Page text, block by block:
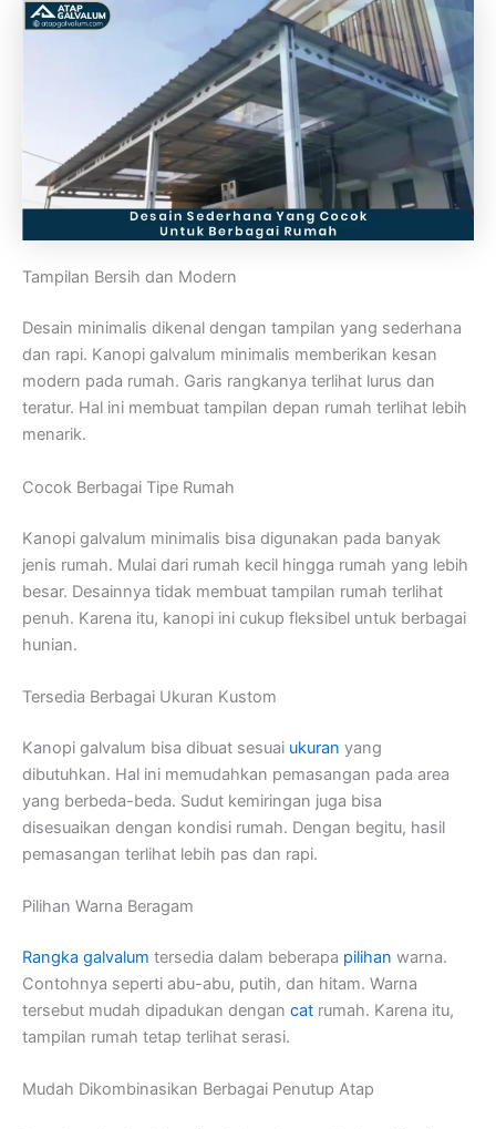
Tampilan Bersih dan Modern
Desain minimalis dikenal dengan tampilan yang sederhana
dan rapi. Kanopi galvalum minimalis memberikan kesan
modern pada rumah. Garis rangkanya terlihat lurus dan
teratur. Hal ini membuat tampilan depan rumah terlihat lebih
menarik.
Cocok Berbagai Tipe Rumah
Kanopi galvalum minimalis bisa digunakan pada banyak
jenis rumah. Mulai dari rumah kecil hingga rumah yang lebih
besar. Desainnya tidak membuat tampilan rumah terlihat
penuh. Karena itu, kanopi ini cukup fleksibel untuk berbagai
hunian.
Tersedia Berbagai Ukuran Kustom
Kanopi galvalum bisa dibuat sesuai ukuran yang
dibutuhkan. Hal ini memudahkan pemasangan pada area
yang berbeda-beda. Sudut kemiringan juga bisa
disesuaikan dengan kondisi rumah. Dengan begitu, hasil
pemasangan terlihat lebih pas dan rapi.
Pilihan Warna Beragam
Rangka galvalum tersedia dalam beberapa pilihan warna.
Contohnya seperti abu-abu, putih, dan hitam. Warna
tersebut mudah dipadukan dengan cat rumah. Karena itu,
tampilan rumah tetap terlihat serasi.
Mudah Dikombinasikan Berbagai Penutup Atap